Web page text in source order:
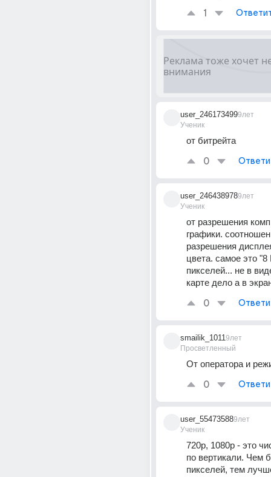
1
user_246173499
Ученик
9лет
от битрейта
0
user_246438978
Ученик
9лет
от разрешения
графики.
разрешения
цвета. самое это "8
пикселей... не в
карте дело а в
0
smailik_1011
Просветленный
9лет
От оператора и
0
user_55473588
Ученик
9лет
720p, 1080p - это
по вертикали. Чем
пикселей, тем